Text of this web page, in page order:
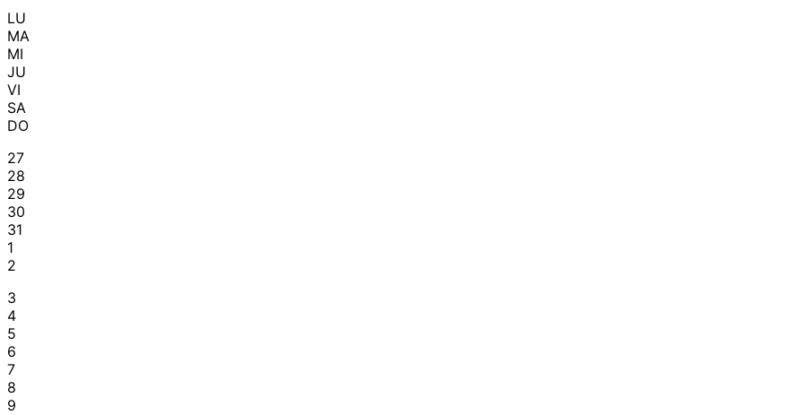
LU
MA
MI
JU
VI
SA
DO
27
28
29
30
31
1
2
3
4
5
6
7
8
9